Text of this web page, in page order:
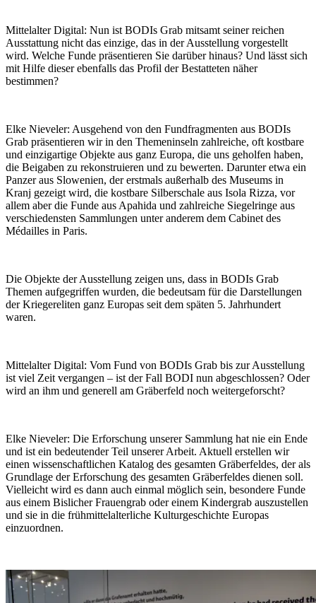
Mittelalter Digital: Nun ist BODIs Grab mitsamt seiner reichen
Ausstattung nicht das einzige, das in der Ausstellung vorgestellt
wird. Welche Funde präsentieren Sie darüber hinaus? Und lässt sich
mit Hilfe dieser ebenfalls das Profil der Bestatteten näher
bestimmen?
Elke Nieveler: Ausgehend von den Fundfragmenten aus BODIs
Grab präsentieren wir in den Themeninseln zahlreiche, oft kostbare
und einzigartige Objekte aus ganz Europa, die uns geholfen haben,
die Beigaben zu rekonstruieren und zu bewerten. Darunter etwa ein
Panzer aus Slowenien, der erstmals außerhalb des Museums in
Kranj gezeigt wird, die kostbare Silberschale aus Isola Rizza, vor
allem aber die Funde aus Apahida und zahlreiche Siegelringe aus
verschiedensten Sammlungen unter anderem dem Cabinet des
Médailles in Paris.
Die Objekte der Ausstellung zeigen uns, dass in BODIs Grab
Themen aufgegriffen wurden, die bedeutsam für die Darstellungen
der Kriegereliten ganz Europas seit dem späten 5. Jahrhundert
waren.
Mittelalter Digital: Vom Fund von BODIs Grab bis zur Ausstellung
ist viel Zeit vergangen – ist der Fall BODI nun abgeschlossen? Oder
wird an ihm und generell am Gräberfeld noch weitergeforscht?
Elke Nieveler: Die Erforschung unserer Sammlung hat nie ein Ende
und ist ein bedeutender Teil unserer Arbeit. Aktuell erstellen wir
einen wissenschaftlichen Katalog des gesamten Gräberfeldes, der als
Grundlage der Erforschung des gesamten Gräberfeldes dienen soll.
Vielleicht wird es dann auch einmal möglich sein, besondere Funde
aus einem Bislicher Frauengrab oder einem Kindergrab auszustellen
und sie in die frühmittelalterliche Kulturgeschichte Europas
einzuordnen.